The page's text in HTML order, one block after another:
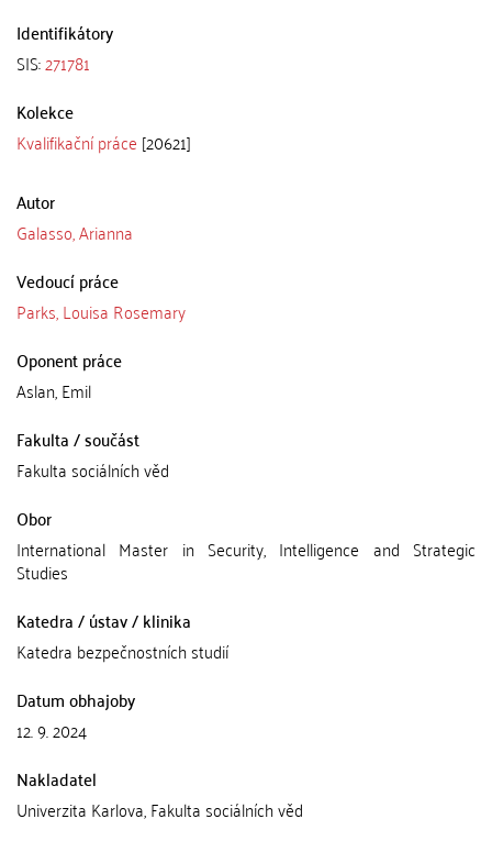
Identifikátory
SIS:271781
Kolekce
Kvalifikační práce [20621]
Autor
Galasso, Arianna
Vedoucí práce
Parks, Louisa Rosemary
Oponent práce
Aslan, Emil
Fakulta / součást
Fakulta sociálních věd
Obor
International Master in Security, Intelligence and Strategic
Studies
Katedra / ústav / klinika
Katedra bezpečnostních studií
Datum obhajoby
12. 9. 2024
Nakladatel
Univerzita Karlova, Fakulta sociálních věd